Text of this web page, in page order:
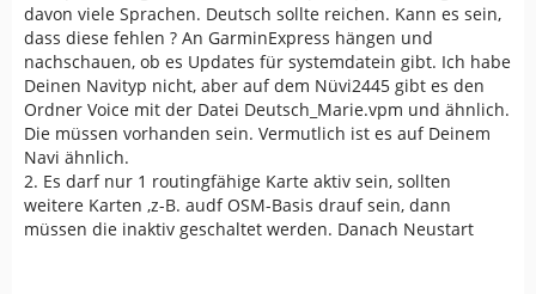
davon viele Sprachen. Deutsch sollte reichen. Kann es sein,
dass diese fehlen ? An GarminExpress hängen und
nachschauen, ob es Updates für systemdatein gibt. Ich habe
Deinen Navityp nicht, aber auf dem Nüvi2445 gibt es den
Ordner Voice mit der Datei Deutsch_Marie.vpm und ähnlich.
Die müssen vorhanden sein. Vermutlich ist es auf Deinem
Navi ähnlich.
2. Es darf nur 1 routingfähige Karte aktiv sein, sollten
weitere Karten ,z-B. audf OSM-Basis drauf sein, dann
müssen die inaktiv geschaltet werden. Danach Neustart